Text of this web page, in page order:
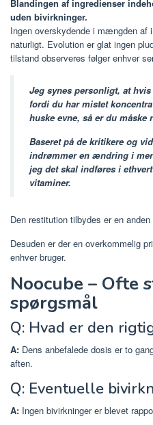
Blandingen af ​​ingredienser
uden bivirkninger.
Ingen overskydende i mængden af
naturligt. Evolution er glat ingen
tilstand observeres følger enhver
Jeg synes personligt, at
fordi du har mistet
huske evne, så er du
Baseret på de kritikere og
indrømmer en ændring i
jeg det skal indføres i
vitaminer.
Den restitution tilbydes er en
Desuden er der en overkommelig
enhver bruger.
Noocube – Ofte
spørgsmål
Q: Hvad er den
A: Dens anbefalede dosis er to
aften.
Q: Eventuelle
A: Ingen bivirkninger er blevet